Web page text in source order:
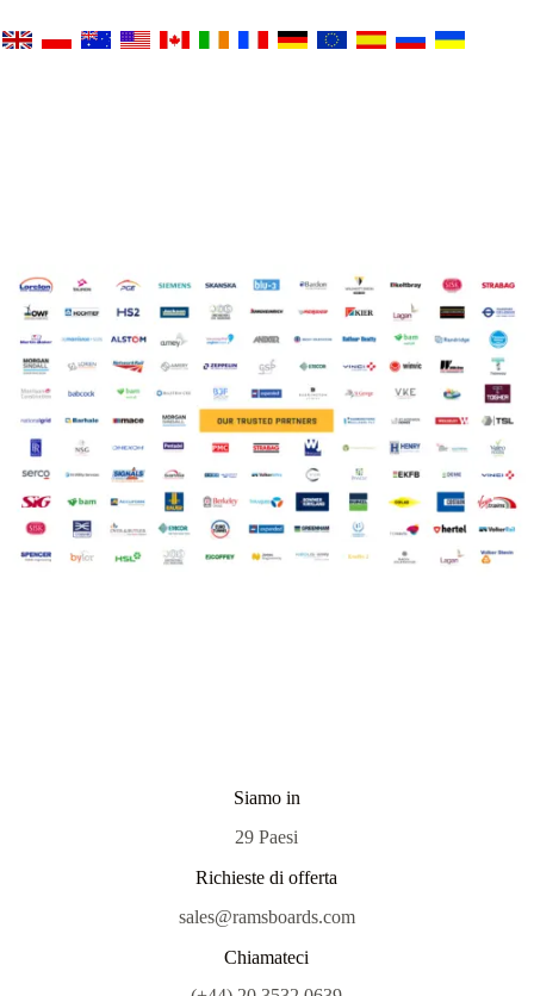
Siamo in
29 Paesi
Richieste di offerta
sales@ramsboards.com
Chiamateci